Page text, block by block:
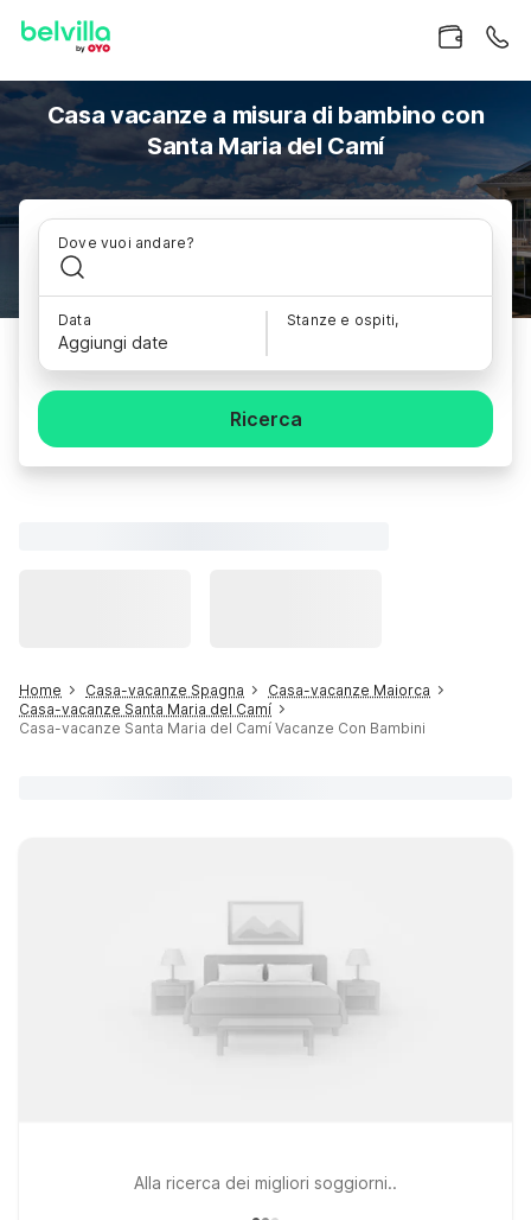
Casa vacanze a misura di bambino con
Santa Maria del Camí
Dove vuoi andare?
Data
Aggiungi date
Stanze e ospiti,
Ricerca
Home Casa-vacanze Spagna
Casa-vacanze Maiorca
Casa-vacanze Santa Maria del Camí
Casa-vacanze Santa Maria del Camí Vacanze Con Bambini
Alla ricerca dei migliori soggiorni..